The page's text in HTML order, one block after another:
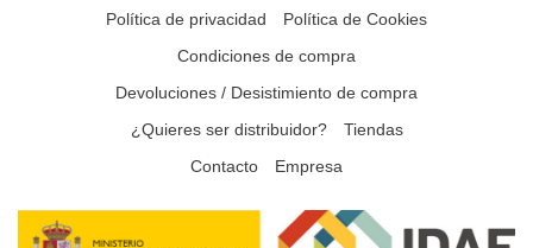
Política de privacidad
Política de Cookies
Condiciones de compra
Devoluciones / Desistimiento de compra
¿Quieres ser distribuidor?
Tiendas
Contacto
Empresa